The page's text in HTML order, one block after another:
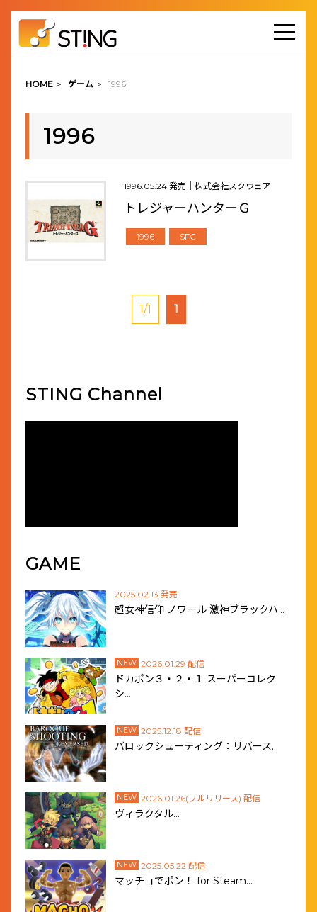
HOME > ゲーム > 1996
1996
1996.05.24 発売｜株式会社スクウェア
トレジャーハンターＧ
1996 SFC
1/1 1
STING Channel
GAME
2025.02.13 発売
超女神信仰 ノワール 激神ブラックハ…
NEW 2026.01.29 配信
ドカポン３・２・１ スーパーコレク
シ…
NEW 2025.12.18 配信
バロックシューティング：リバース…
NEW 2026.01.26(フルリリース) 配信
ヴィラクタル…
NEW 2025.05.22 配信
マッチョでポン！ for Steam…